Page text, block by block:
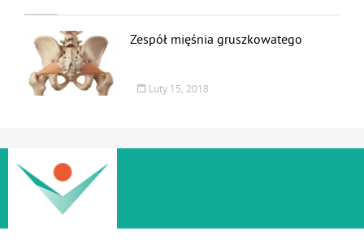
Zespół mięśnia gruszkowatego
Luty 15, 2018